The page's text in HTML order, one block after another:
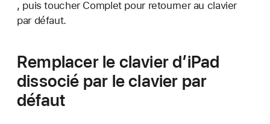
, puis toucher Complet pour retourner au clavier
par défaut.
Remplacer le clavier d’iPad
dissocié par le clavier par
défaut